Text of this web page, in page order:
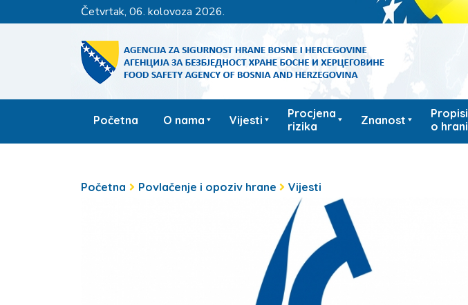
četvrtak, 06. kolovoza 2026.
Početna O nama Vijesti
Procjena
rizika
Znanost
Propisi
o hrani
Početna Povlačenje i opoziv hrane Vijesti